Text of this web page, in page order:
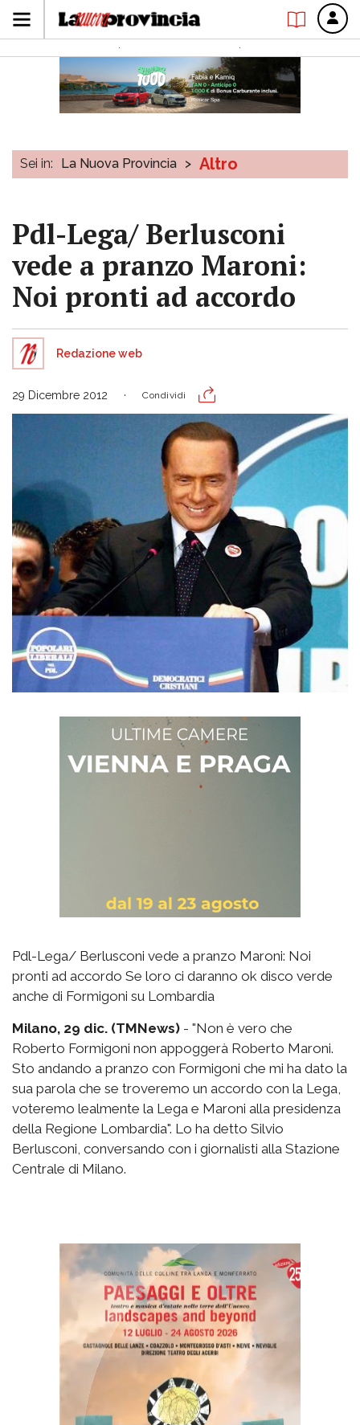
Sei in: La Nuova Provincia > Altro
Pdl-Lega/ Berlusconi
vede a pranzo Maroni:
Noi pronti ad accordo
Redazione web
29 Dicembre 2012 Condividi
Pdl-Lega/ Berlusconi vede a pranzo Maroni: Noi
pronti ad accordo Se loro ci daranno ok disco verde
anche di Formigoni su Lombardia
Milano, 29 dic. (TMNews) - "Non è vero che
Roberto Formigoni non appoggerà Roberto Maroni.
Sto andando a pranzo con Formigoni che mi ha dato la
sua parola che se troveremo un accordo con la Lega,
voteremo lealmente la Lega e Maroni alla presidenza
della Regione Lombardia". Lo ha detto Silvio
Berlusconi, conversando con i giornalisti alla Stazione
Centrale di Milano.